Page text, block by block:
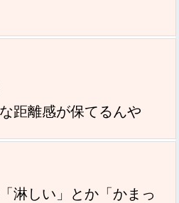
距離感が保てるんや
淋しい」とか「かまっ